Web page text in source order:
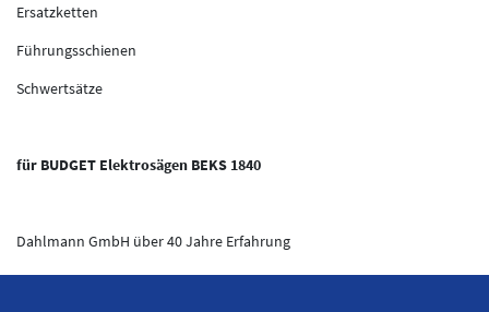
Ersatzketten
Führungsschienen
Schwertsätze
für BUDGET Elektrosägen BEKS 1840
Dahlmann GmbH über 40 Jahre Erfahrung